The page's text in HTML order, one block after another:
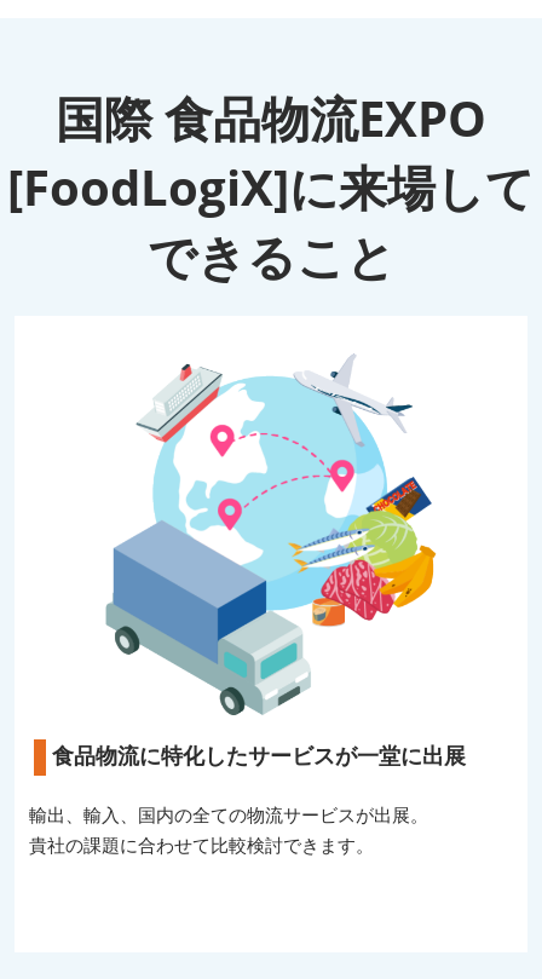
国際 食品物流EXPO
[FoodLogiX]に来場して
できること
食品物流に特化したサービスが一堂に出展
輸出、輸入、国内の全ての物流サービスが出展。
貴社の課題に合わせて比較検討できます。